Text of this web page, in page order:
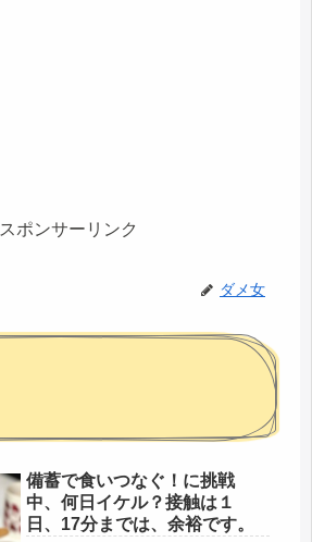
スポンサーリンク
ダメ女
備蓄で食いつなぐ！に挑戦
中、何日イケル？接触は１
日、17分までは、余裕です。